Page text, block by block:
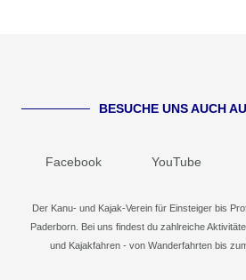
BESUCHE UNS AUCH
Facebook YouTube
Der Kanu- und Kajak-Verein für Einsteiger bis
Paderborn. Bei uns findest du zahlreiche
und Kajakfahren - von Wanderfahrten bis